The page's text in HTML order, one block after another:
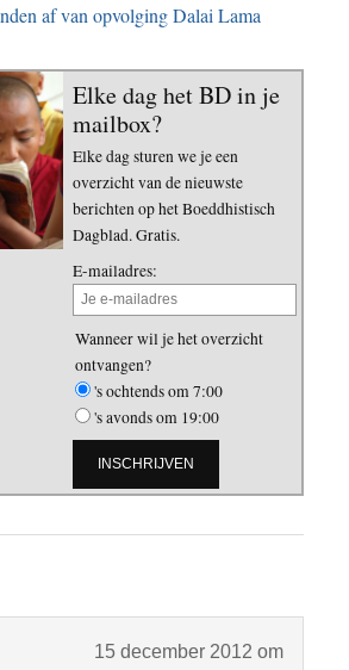
af van opvolging Dalai Lama
Elke dag het BD in je
mailbox?
Elke dag sturen we je een
overzicht van de nieuwste
berichten op het Boeddhistisch
Dagblad. Gratis.
E-mailadres:
Wanneer wil je het overzicht
ontvangen?
's ochtends om 7:00
's avonds om 19:00
15 december 2012 om